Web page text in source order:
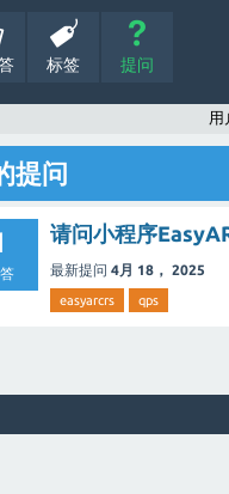
标签 提问
用
提问
请问小程序
最新提问 4月 18， 2025
easyarcrs qps